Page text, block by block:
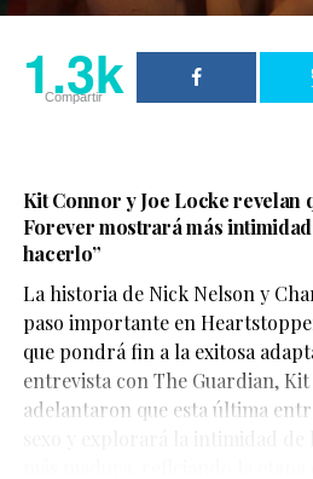
Aunque su participación no
metraje, el actor logra dejar
personaje,Sinon, juega un
aporta una mirada
1.3k
Compartir
Kit Connor y Joe Locke revelan
Forever mostrará más
hacerlo”
La historia de Nick Nelson y
paso importante en
que pondrá fin a la exitosa
entrevista con The Guardian,
adelantaron que esta última